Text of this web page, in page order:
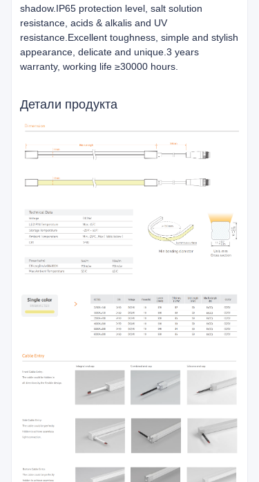
shadow.IP65 protection level, salt solution
resistance, acids & alkalis and UV
resistance.Excellent toughness, simple and stylish
appearance, delicate and unique.3 years
warranty, working life ≥30000 hours.
Детали продукта